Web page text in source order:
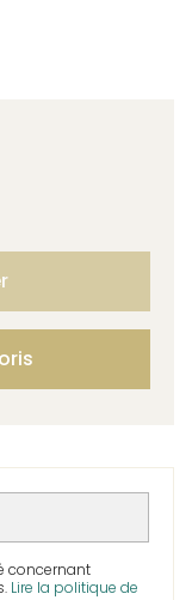
concernant
Lire la politique de